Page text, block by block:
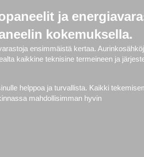
ja
kokemuksella.
ensimmäistä kertaa.
kaikkine teknisine termeineen ja
helppoa ja turvallista. Kaikki
mahdollisimman hyvin